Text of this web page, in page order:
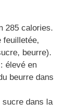
285 calories.
feuilletée,
beurre).
: élevé en
beurre dans
sucre dans la